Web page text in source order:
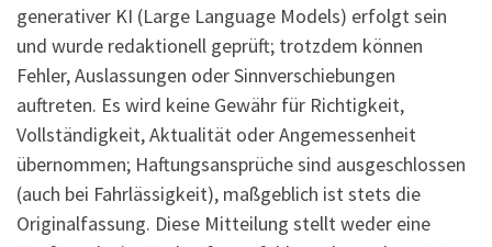
generativer KI (Large Language Models) erfolgt sein
und wurde redaktionell geprüft; trotzdem können
Fehler, Auslassungen oder Sinnverschiebungen
auftreten. Es wird keine Gewähr für Richtigkeit,
Vollständigkeit, Aktualität oder Angemessenheit
übernommen; Haftungsansprüche sind ausgeschlossen
(auch bei Fahrlässigkeit), maßgeblich ist stets die
Originalfassung. Diese Mitteilung stellt weder eine